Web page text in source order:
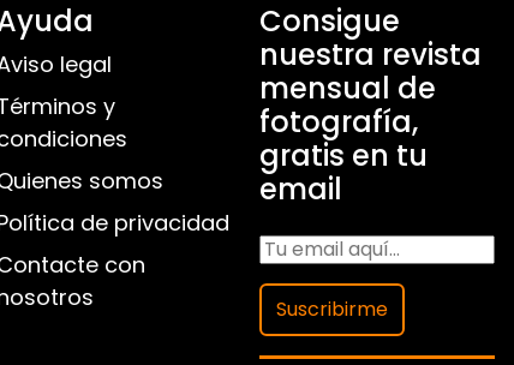
legal
y
somos
de privacidad
con
Consigue
nuestra revista
mensual de
fotografía,
gratis en tu
email
Suscribirme